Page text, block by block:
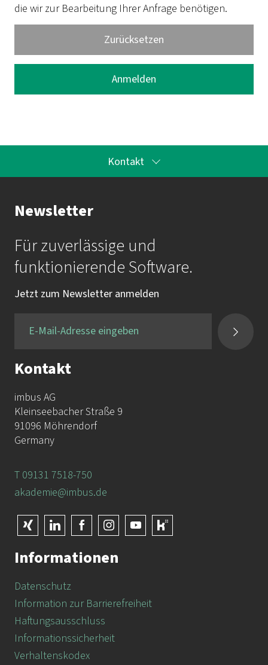
die wir zur Bearbeitung Ihrer Anfrage benötigen.
Kontakt
Ihr Kontakt zur Akademie
Frau Katrin Krauß
Mail: akademie@imbus.de
Tel.:
+49 9131 / 7518-750
Newsletter
Für zuverlässige und
funktionierende Software.
Jetzt zum Newsletter anmelden
Kontakt
imbus AG
Kleinseebacher Straße 9
91096 Möhrendorf
Germany
T 09131 7518-750
akademie@imbus.de
Informationen
Datenschutz
Information zur Barrierefreiheit
Haftungsausschluss
Informationssicherheit
Verhaltenskodex